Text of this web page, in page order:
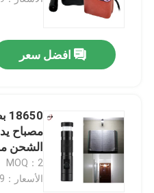
افضل سعر
مصباح
الألومنيوم
MOQ：2
الأسعار：US$39.99~US$30.99